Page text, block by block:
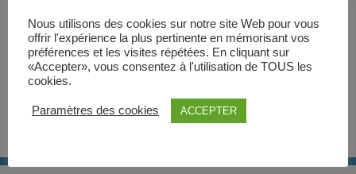
Site web
Nous utilisons des cookies sur notre site Web pour vous
offrir l'expérience la plus pertinente en mémorisant vos
préférences et les visites répétées. En cliquant sur
«Accepter», vous consentez à l'utilisation de TOUS les
cookies.
Paramètres des cookies ACCEPTER